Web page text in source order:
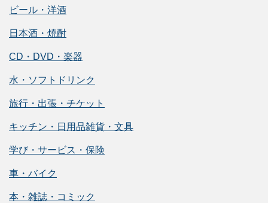
ビール・洋酒
日本酒・焼酎
CD・DVD・楽器
水・ソフトドリンク
旅行・出張・チケット
キッチン・日用品雑貨・文具
学び・サービス・保険
車・バイク
本・雑誌・コミック